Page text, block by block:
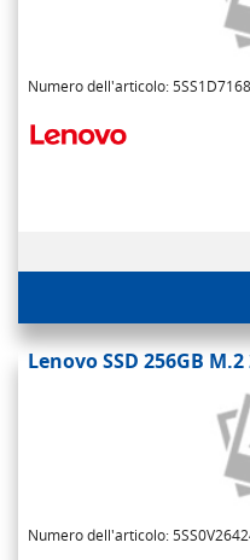
Numero dell'articolo:
Lenovo SSD 256GB
Numero dell'articolo: